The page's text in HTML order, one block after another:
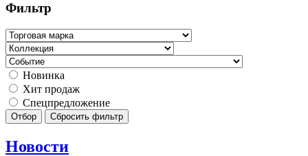
Фильтр
Новинка
Хит продаж
Спецпредложение
Отбор Сбросить фильтр
Новости